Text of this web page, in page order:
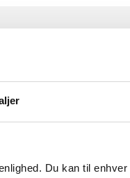
Du kan til